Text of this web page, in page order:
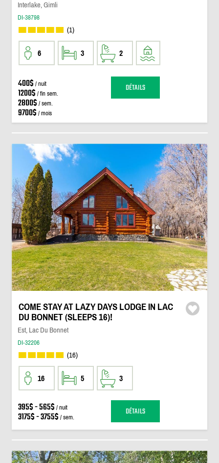
Interlake, Gimli
DI-38798
(1)
6 3 2
400$ / nuit
1200$ / fin sem.
2800$ / sem.
9700$ / mois
DÉTAILS
COME STAY AT LAZY DAYS LODGE IN LAC
DU BONNET (SLEEPS 16)!
Est, Lac Du Bonnet
DI-32206
(16)
16 5 3
395$ - 565$ / nuit
3175$ - 3755$ / sem. DÉTAILS